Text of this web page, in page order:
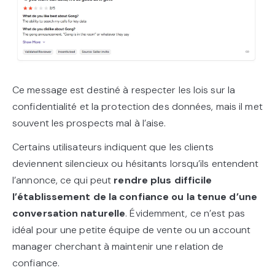
Ce message est destiné à respecter les lois sur la
confidentialité et la protection des données, mais il met
souvent les prospects mal à l’aise.
Certains utilisateurs indiquent que les clients
deviennent silencieux ou hésitants lorsqu’ils entendent
l’annonce, ce qui peut rendre plus difficile
l’établissement de la confiance ou la tenue d’une
conversation naturelle. Évidemment, ce n’est pas
idéal pour une petite équipe de vente ou un account
manager cherchant à maintenir une relation de
confiance.